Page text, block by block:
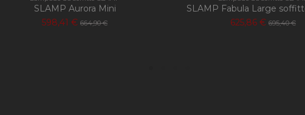
SLAMP Aurora Mini
598,41 € 664,90 €
SLAMP Fabula Large
625,86 € 695,40 €